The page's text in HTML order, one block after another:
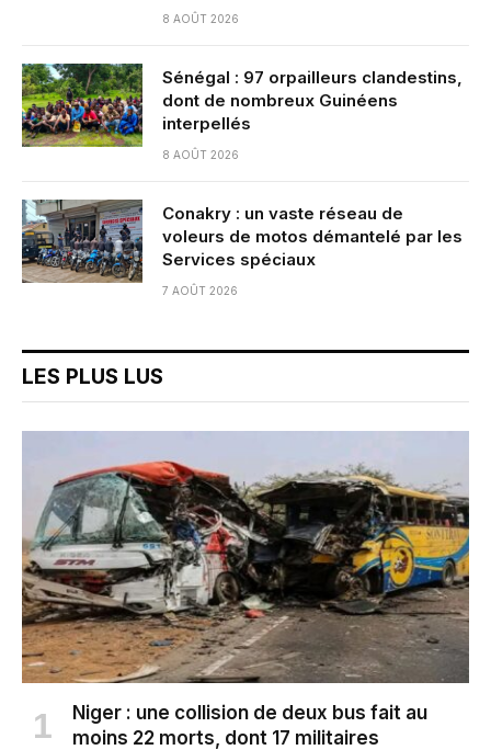
8 AOÛT 2026
Sénégal : 97 orpailleurs clandestins,
dont de nombreux Guinéens
interpellés
8 AOÛT 2026
Conakry : un vaste réseau de
voleurs de motos démantelé par les
Services spéciaux
7 AOÛT 2026
LES PLUS LUS
Niger : une collision de deux bus fait au
moins 22 morts, dont 17 militaires